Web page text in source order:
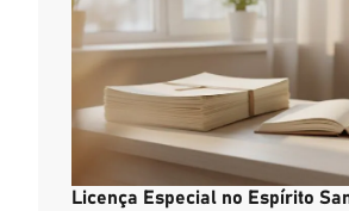
Licença Especial no Espírito